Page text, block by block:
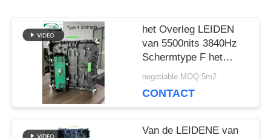
VRAAG
EEN
OFFERTE
VR
het Overleg LEIDEN
van 5500nits 3840Hz
Schermtype F het
Aluminiumkabinet van
negotiable MOQ:5m2
CONTACT
Van de LEIDENE van